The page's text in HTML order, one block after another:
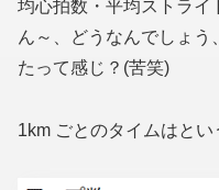
均心拍数・平均ストライ
ん～、どうなんでしょ
たって感じ？(苦笑)
1km ごとのタイムはとい